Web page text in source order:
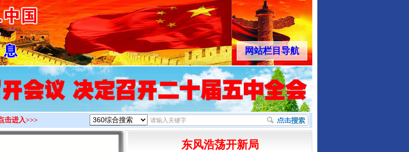
网站栏目导航
击进入>>>
东风浩荡开新局